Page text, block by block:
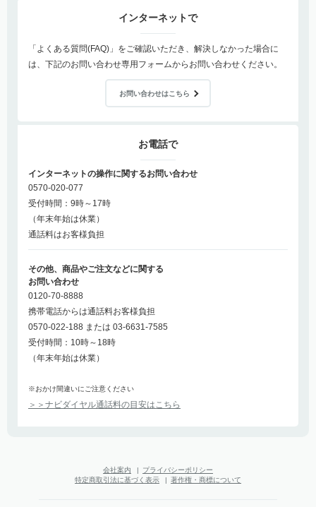
インターネットで
「よくある質問(FAQ)」をご確認いただき、解決しなかった場合に
は、下記のお問い合わせ専用フォームからお問い合わせください。
お問い合わせはこちら
お電話で
インターネットの操作に関するお問い合わせ
0570-020-077
受付時間：9時～17時
（年末年始は休業）
通話料はお客様負担
その他、商品やご注文などに関する
お問い合わせ
0120-70-8888
携帯電話からは通話料お客様負担
0570-022-188 または 03-6631-7585
受付時間：10時～18時
（年末年始は休業）
※おかけ間違いにご注意ください
＞＞ナビダイヤル通話料の目安はこちら
会社案内 |
プライバシーポリシー
特定商取引法に基づく表示
| 著作権・商標について